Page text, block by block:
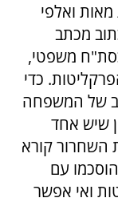
ואלפי
מכתב
משפטי,
כדי
של המשפחה
שיש אחד
השחרור קורא
עם
ואי אפשר